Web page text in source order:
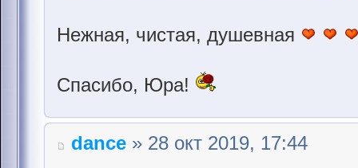
Нежная, чистая, душевная
Спасибо, Юра!
dance » 28 окт 2019, 17:44